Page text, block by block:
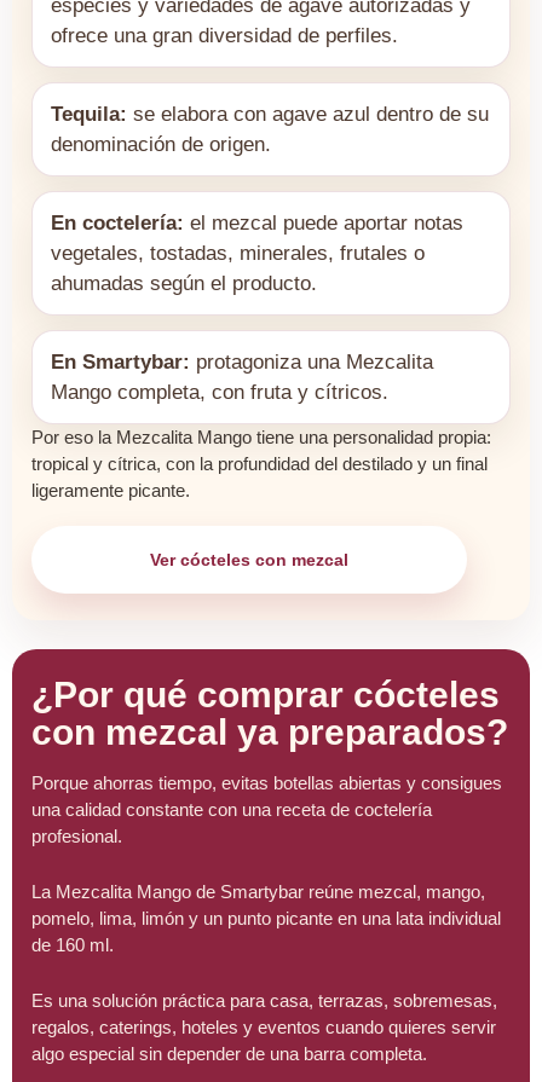
especies y variedades de agave autorizadas y
ofrece una gran diversidad de perfiles.
Tequila: se elabora con agave azul dentro de su
denominación de origen.
En coctelería: el mezcal puede aportar notas
vegetales, tostadas, minerales, frutales o
ahumadas según el producto.
En Smartybar: protagoniza una Mezcalita
Mango completa, con fruta y cítricos.
Por eso la Mezcalita Mango tiene una personalidad propia:
tropical y cítrica, con la profundidad del destilado y un final
ligeramente picante.
Ver cócteles con mezcal
¿Por qué comprar cócteles
con mezcal ya preparados?
Porque ahorras tiempo, evitas botellas abiertas y consigues
una calidad constante con una receta de coctelería
profesional.
La Mezcalita Mango de Smartybar reúne mezcal, mango,
pomelo, lima, limón y un punto picante en una lata individual
de 160 ml.
Es una solución práctica para casa, terrazas, sobremesas,
regalos, caterings, hoteles y eventos cuando quieres servir
algo especial sin depender de una barra completa.